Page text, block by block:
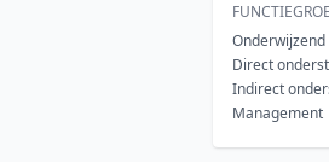
Management